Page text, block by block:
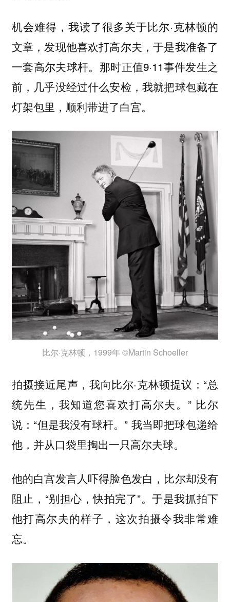
机会难得，我读了很多关于比尔·克林顿的
文章，发现他喜欢打高尔夫，于是我准备了
一套高尔夫球杆。那时正值9·11事件发生之
前，几乎没经过什么安检，我就把球包藏在
灯架包里，顺利带进了白宫。
比尔·克林顿，1999年 ©Martin Schoeller
拍摄接近尾声，我向比尔·克林顿提议：“总
统先生，我知道您喜欢打高尔夫。” 比尔
说：“但是我没有球杆。” 我当即把球包递给
他，并从口袋里掏出一只高尔夫球。
他的白宫发言人吓得脸色发白，比尔却没有
阻止，“别担心，快拍完了”。于是我抓拍下
他打高尔夫的样子，这次拍摄令我非常难
忘。